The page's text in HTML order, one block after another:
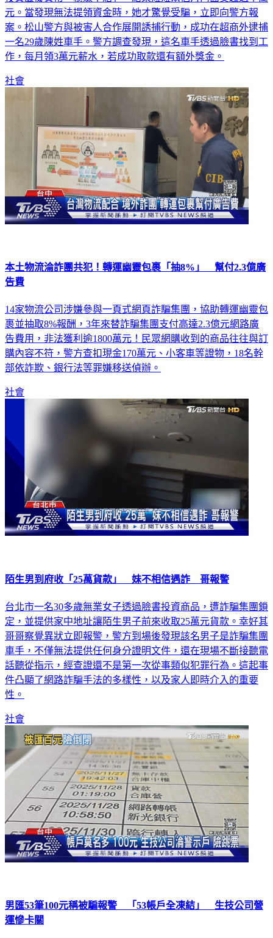
元。當發現無法提領資金時，她才驚覺受騙，立即向警方報
案。松山警方與被害人合作展開誘捕行動，成功在超商外逮捕
一名29歲陳姓車手。警方調查發現，這名車手透過臉書找到工
作，每月領3萬元薪水，若成功取款還有額外獎金。
社會
本土物流淪詐團共犯！轉運幽靈包裹「抽8%」 幫付2.3億廣
告費
14家物流公司涉嫌參與一頁式網頁詐騙集團，協助轉運幽靈包
裹並抽取8%報酬，3年來替詐騙集團支付高達2.3億元網路廣
告費用，非法獲利逾1800萬元！民眾網購收到的商品往往與訂
購內容不符，警方查扣現金170萬元、小客車等證物，18名幹
部依詐欺、銀行法等罪嫌移送偵辦。
社會
陌生男到府收「25萬貨款」 妹不相信遇詐 哥報警
台北市一名30多歲無業女子透過臉書投資商品，遭詐騙集團鎖
定，並提供家中地址讓陌生男子前來收取25萬元貨款。幸好其
哥哥察覺異狀立即報警，警方到場後發現該名男子是詐騙集團
車手，不僅無法提供任何身分證明文件，還在現場不斷接聽電
話聽從指示，經查證還不是第一次從事類似犯罪行為。這起事
件凸顯了網路詐騙手法的多樣性，以及家人即時介入的重要
性。
社會
男匯53筆100元稱被騙報警 「53帳戶全凍結」 生技公司營
運慘卡關